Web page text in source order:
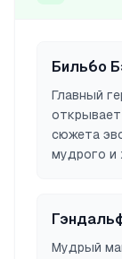
Бильбо
Главный
сюжета
мудрого и
Мудрый